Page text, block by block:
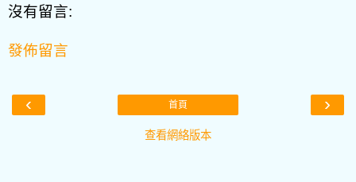
沒有留言:
發佈留言
‹ ›
首頁
查看網絡版本